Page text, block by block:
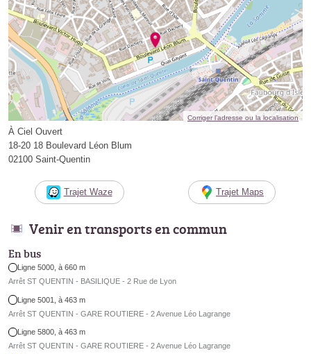
Corriger l’adresse ou la localisation
À Ciel Ouvert
18-20 18 Boulevard Léon Blum
02100 Saint-Quentin
Trajet Waze Trajet Maps
Venir en transports en commun
En bus
Ligne 5000, à 660 m
Arrêt ST QUENTIN - BASILIQUE - 2 Rue de Lyon
Ligne 5001, à 463 m
Arrêt ST QUENTIN - GARE ROUTIERE - 2 Avenue Léo Lagrange
Ligne 5800, à 463 m
Arrêt ST QUENTIN - GARE ROUTIERE - 2 Avenue Léo Lagrange